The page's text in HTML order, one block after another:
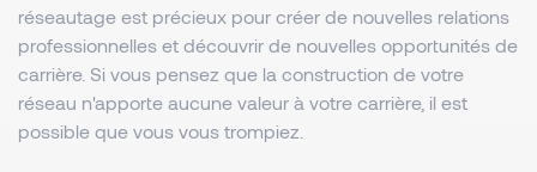
réseautage est précieux pour créer de nouvelles relations
professionnelles et découvrir de nouvelles opportunités de
carrière. Si vous pensez que la construction de votre
réseau n'apporte aucune valeur à votre carrière, il est
possible que vous vous trompiez.